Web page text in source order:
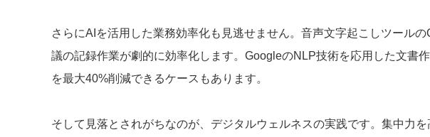
さらにAIを活用した業務効率化も見逃せません。音声文字起こしツール
議の記録作業が劇的に効率化します。GoogleのNLP技術を応用した文書
を最大40%削減できるケースもあります。
そして見落とされがちなのが、デジタルウェルネスの実践です。集中力